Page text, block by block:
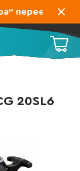
переехал на
20SL6